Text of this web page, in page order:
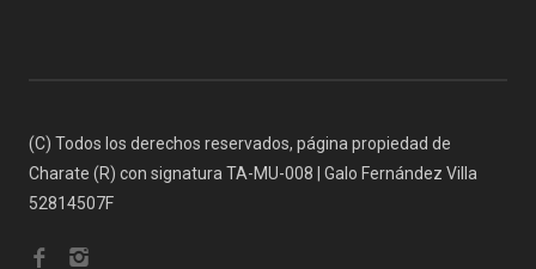
(C) Todos los derechos reservados, página propiedad de
Charate (R) con signatura TA-MU-008 | Galo Fernández Villa
52814507F